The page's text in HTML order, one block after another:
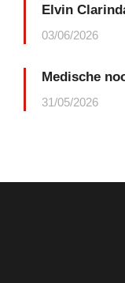
Elvin
03/06/2026
Medische
31/05/2026